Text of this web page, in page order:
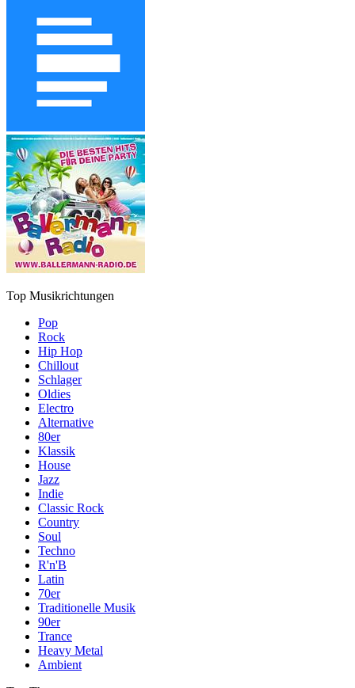
Top Musikrichtungen
Pop
Rock
Hip Hop
Chillout
Schlager
Oldies
Electro
Alternative
80er
Klassik
House
Jazz
Indie
Classic Rock
Country
Soul
Techno
R'n'B
Latin
70er
Traditionelle Musik
90er
Trance
Heavy Metal
Ambient